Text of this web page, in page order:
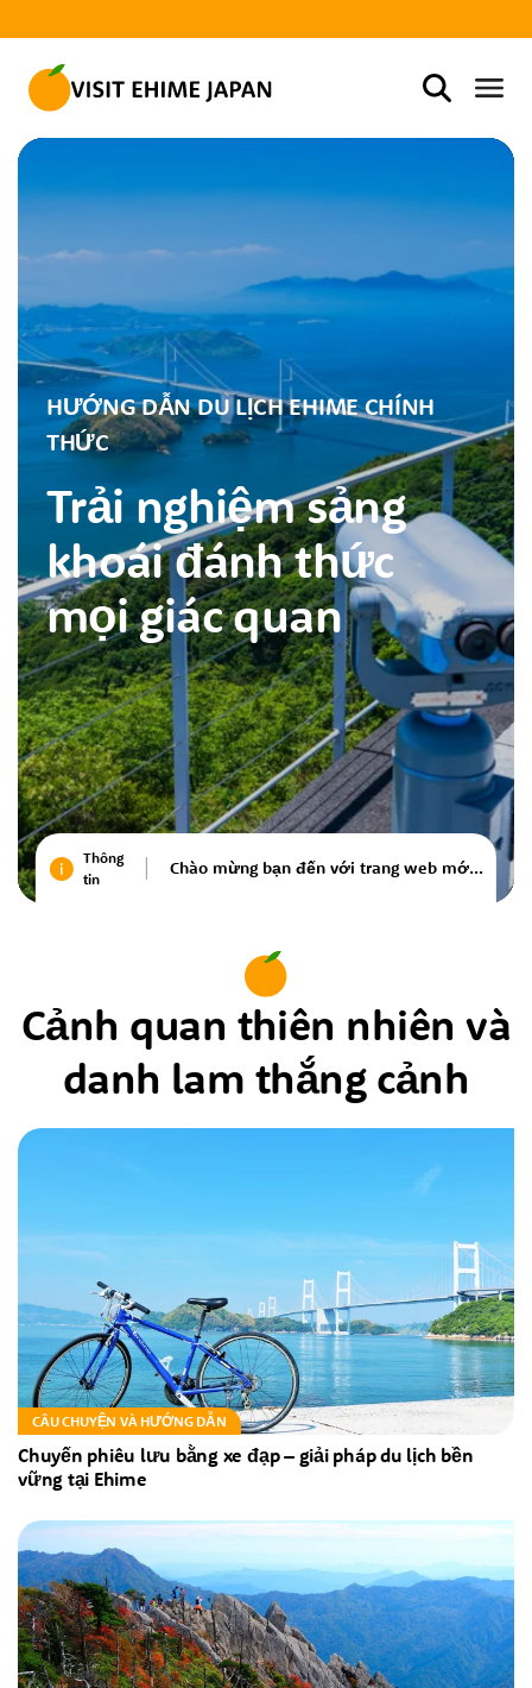
HƯỚNG DẪN DU LỊCH EHIME CHÍNH
THỨC
Trải nghiệm sảng
khoái đánh thức
mọi giác quan
Thông
tin
Chào mừng bạn đến với trang web mới Ghé thăm Ehime Japan
Cảnh quan thiên nhiên và
danh lam thắng cảnh
CÂU CHUYỆN VÀ HƯỚNG DẪN
Chuyến phiêu lưu bằng xe đạp – giải pháp du lịch bền
vững tại Ehime